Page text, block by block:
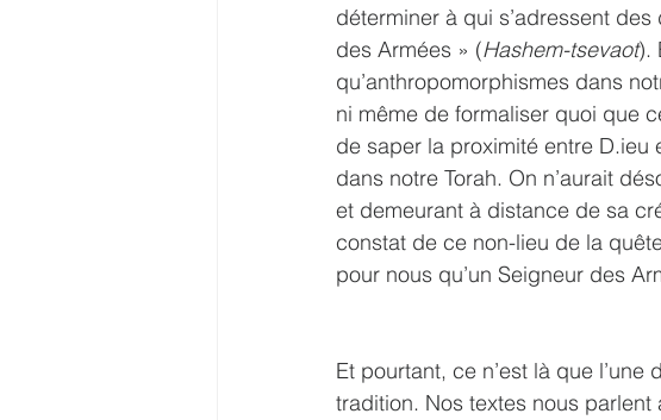
déterminer à qui s’adressent
des Armées » (Hashem-tsevaot).
qu’anthropomorphismes dans
ni même de formaliser quoi que
de saper la proximité entre
dans notre Torah. On n’aurait
et demeurant à distance de sa
constat de ce non-lieu de la
pour nous qu’un Seigneur des
Et pourtant, ce n’est là que
tradition. Nos textes nous parlent